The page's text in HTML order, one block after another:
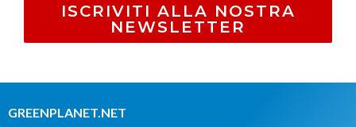
ISCRIVITI ALLA NOSTRA
NEWSLETTER
GREENPLANET.NET